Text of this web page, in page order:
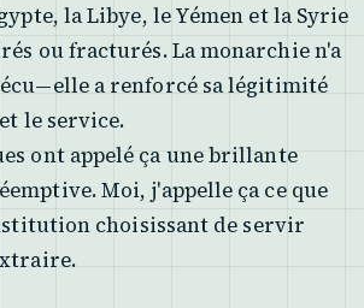
la Libye, le Yémen et la Syrie
ou fracturés. La monarchie n'a
a renforcé sa légitimité
le service.
ont appelé ça une brillante
Moi, j'appelle ça ce que
choisissant de servir